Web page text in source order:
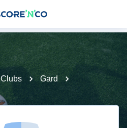
Clubs
Gard